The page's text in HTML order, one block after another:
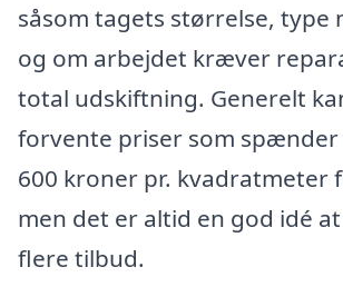
såsom tagets størrelse, type
og om arbejdet kræver
total udskiftning. Generelt
forvente priser som spænder
600 kroner pr. kvadratmeter
men det er altid en god idé
flere tilbud.